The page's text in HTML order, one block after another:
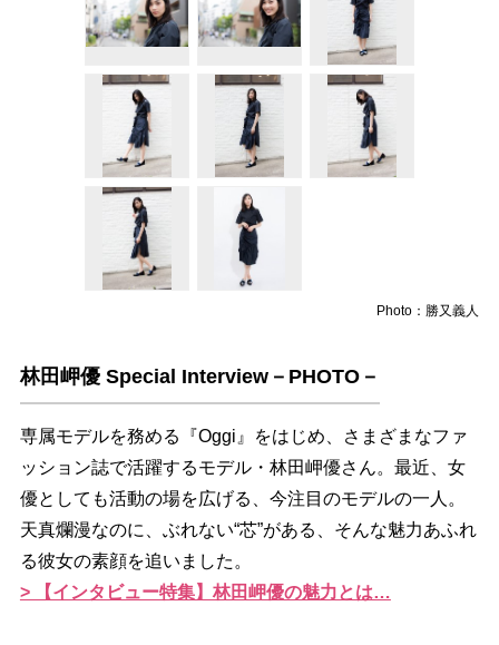
Photo：勝又義人
林田岬優 Special Interview－PHOTO－
専属モデルを務める『Oggi』をはじめ、さまざまなファ
ッション誌で活躍するモデル・林田岬優さん。最近、女
優としても活動の場を広げる、今注目のモデルの一人。
天真爛漫なのに、ぶれない“芯”がある、そんな魅力あふれ
る彼女の素顔を追いました。
> 【インタビュー特集】林田岬優の魅力とは…